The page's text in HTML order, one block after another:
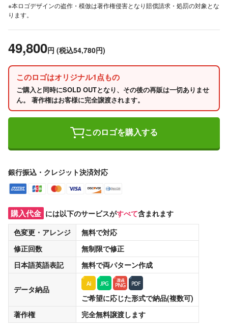
※本ロゴデザインの盗作・模倣は著作権侵害となり賠償請求・処罰の対象とな
ります。
49,800円 (税込54,780円)
このロゴはオリジナル1点もの
ご購入と同時にSOLD OUTとなり、その後の再販は一切ありませ
ん。 著作権はお客様に完全譲渡されます。
このロゴを購入する
銀行振込・クレジット決済対応
購入代金 には以下のサービスがすべて含まれます
色変更・アレンジ
無料で対応
修正回数
無制限で修正
日本語英語表記
無料で両パターン作成
データ納品
ご希望に応じた形式で納品(複数可)
著作権
完全無料譲渡します